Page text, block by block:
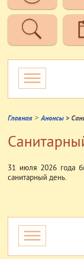
Главная > Анонсы >
31 июля 2026 года
санитарный день.